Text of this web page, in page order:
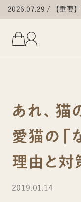
2026.07.29
【重要
延・停
あれ、猫
愛猫の「
理由と対
2019.01.14